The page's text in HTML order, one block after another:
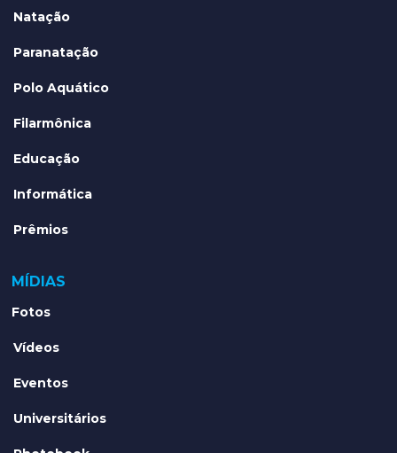
Natação
Paranatação
Polo Aquático
Filarmônica
Educação
Informática
Prêmios
MÍDIAS
Fotos
Vídeos
Eventos
Universitários